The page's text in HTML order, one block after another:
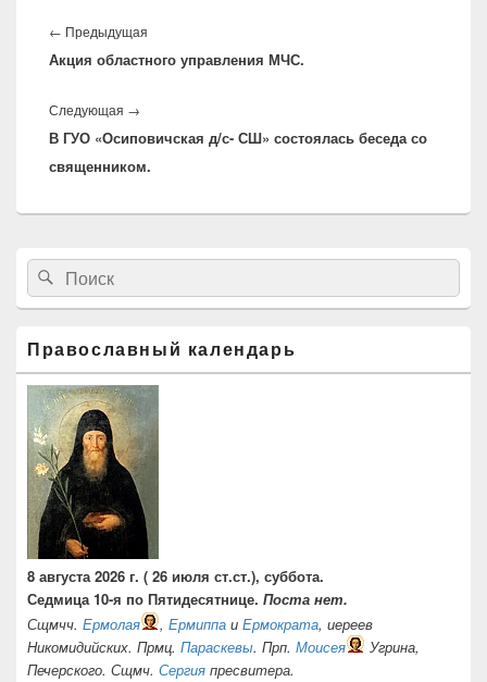
по
записям
← Предыдущая
запись:
Акция областного управления МЧС.
Следующая →
запись:
В ГУО «Осиповичская д/с- СШ» состоялась беседа со
священником.
Область
основной
боковой
панели
Найти:Поиск
Православный календарь
8 августа 2026 г. ( 26 июля ст.ст.), суббота.
Седмица 10-я по Пятидесятнице. Поста нет.
Сщмчч. Ермолая , Ермиппа и Ермократа, иереев
Никомидийских. Прмц. Параскевы. Прп. Моисея
Угрина,
Печерского. Сщмч. Сергия пресвитера.